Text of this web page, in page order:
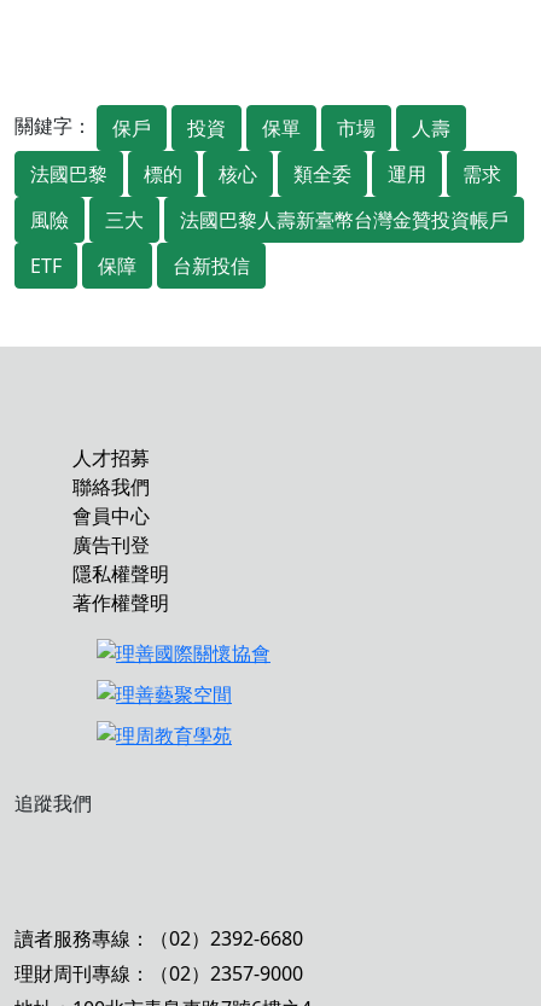
關鍵字： 保戶 投資 保單 市場
人壽
法國巴黎
標的 核心 類全委 運用
需求
風險
三大
法國巴黎人壽新臺幣台灣金贊投資帳戶
ETF
保障 台新投信
人才招募
聯絡我們
會員中心
廣告刊登
隱私權聲明
著作權聲明
追蹤我們
讀者服務專線：（02）2392-6680
理財周刊專線：（02）2357-9000